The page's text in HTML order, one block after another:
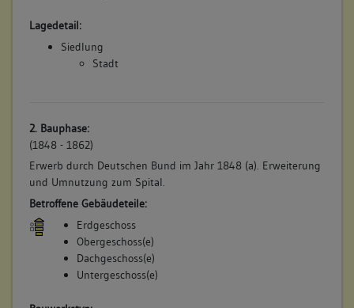
Lagedetail:
Siedlung
Stadt
2. Bauphase:
(1848 - 1862)
Erwerb durch Deutschen Bund im Jahr 1848 (a). Erweiterung
und Umnutzung zum Spital.
Betroffene Gebäudeteile:
Erdgeschoss
Obergeschoss(e)
Dachgeschoss(e)
Untergeschoss(e)